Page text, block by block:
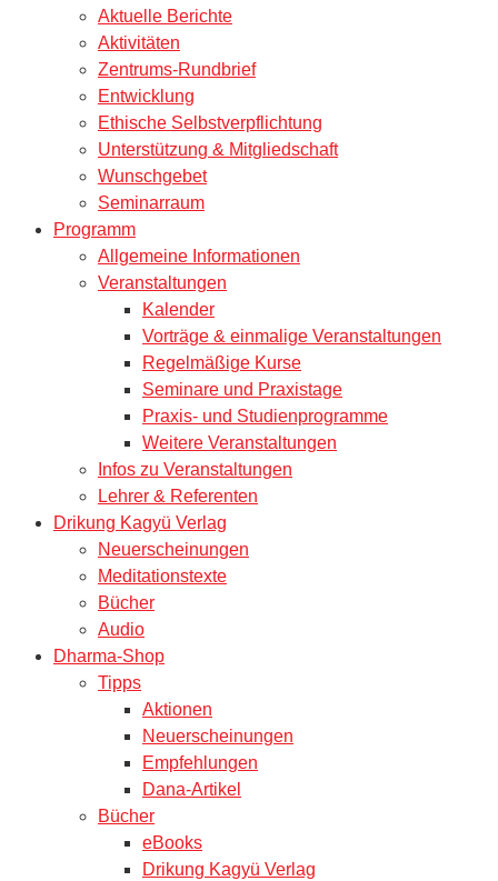
Aktuelle Berichte
Aktivitäten
Zentrums-Rundbrief
Entwicklung
Ethische Selbstverpflichtung
Unterstützung & Mitgliedschaft
Wunschgebet
Seminarraum
Programm
Allgemeine Informationen
Veranstaltungen
Kalender
Vorträge & einmalige Veranstaltungen
Regelmäßige Kurse
Seminare und Praxistage
Praxis- und Studienprogramme
Weitere Veranstaltungen
Infos zu Veranstaltungen
Lehrer & Referenten
Drikung Kagyü Verlag
Neuerscheinungen
Meditationstexte
Bücher
Audio
Dharma-Shop
Tipps
Aktionen
Neuerscheinungen
Empfehlungen
Dana-Artikel
Bücher
eBooks
Drikung Kagyü Verlag